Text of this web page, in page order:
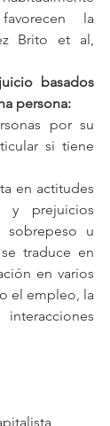
la
Brito et al,
basados
persona:
por su
si tiene
en actitudes
y prejuicios
sobrepeso u
traduce en
en varios
el empleo, la